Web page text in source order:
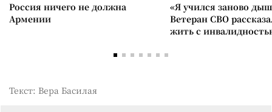
Россия ничего не должна
Армении
«Я учился заново
Ветеран СВО
жить с
Текст: Вера Басилая